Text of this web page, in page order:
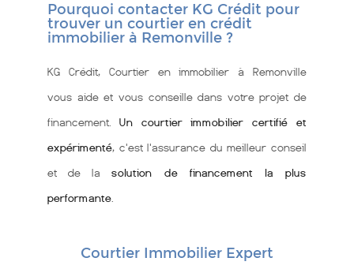
Pourquoi contacter KG Crédit pour
trouver un courtier en crédit
immobilier à Remonville ?
KG Crédit, Courtier en immobilier à Remonville
vous aide et vous conseille dans votre projet de
financement. Un courtier immobilier certifié et
expérimenté, c'est l'assurance du meilleur conseil
et de lasolution de financement la plus
performante
Courtier Immobilier Expert